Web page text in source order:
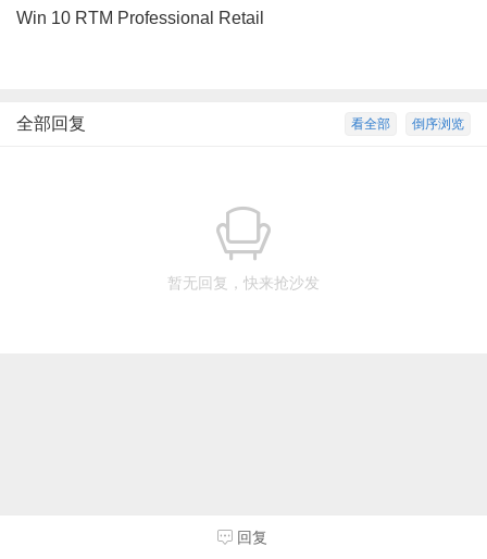
Win 10 RTM Professional Retail
倒序浏览
看全部
全部回复
暂无回复，快来抢沙发
回复